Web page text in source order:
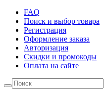
FAQ
Поиск и выбор товара
Регистрация
Оформление заказа
Авторизация
Скидки и промокоды
Оплата на сайте